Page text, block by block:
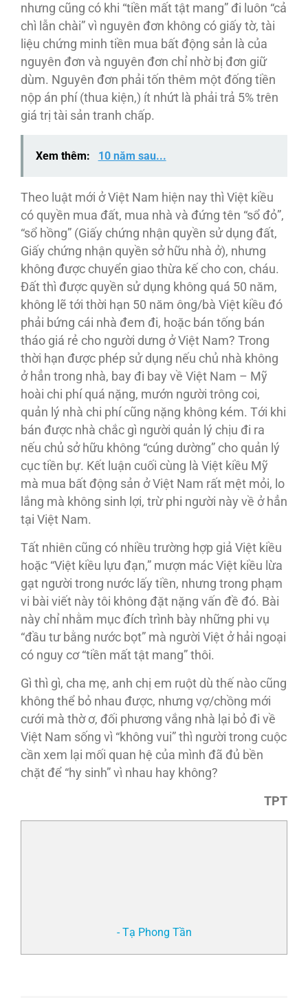
nhưng cũng có khi “tiền mất tật mang” đi luôn “cả
chì lẫn chài” vì nguyên đơn không có giấy tờ, tài
liệu chứng minh tiền mua bất động sản là của
nguyên đơn và nguyên đơn chỉ nhờ bị đơn giữ
dùm. Nguyên đơn phải tốn thêm một đống tiền
nộp án phí (thua kiện,) ít nhứt là phải trả 5% trên
giá trị tài sản tranh chấp.
Xem thêm: 10 năm sau...
Theo luật mới ở Việt Nam hiện nay thì Việt kiều
có quyền mua đất, mua nhà và đứng tên “sổ đỏ”,
“sổ hồng” (Giấy chứng nhận quyền sử dụng đất,
Giấy chứng nhận quyền sở hữu nhà ở), nhưng
không được chuyển giao thừa kế cho con, cháu.
Đất thì được quyền sử dụng không quá 50 năm,
không lẽ tới thời hạn 50 năm ông/bà Việt kiều đó
phải bứng cái nhà đem đi, hoặc bán tống bán
tháo giá rẻ cho người dưng ở Việt Nam? Trong
thời hạn được phép sử dụng nếu chủ nhà không
ở hẳn trong nhà, bay đi bay về Việt Nam – Mỹ
hoài chi phí quá nặng, mướn người trông coi,
quản lý nhà chi phí cũng nặng không kém. Tới khi
bán được nhà chắc gì người quản lý chịu đi ra
nếu chủ sở hữu không “cúng dường” cho quản lý
cục tiền bự. Kết luận cuối cùng là Việt kiều Mỹ
mà mua bất động sản ở Việt Nam rất mệt mỏi, lo
lắng mà không sinh lợi, trừ phi người này về ở hẳn
tại Việt Nam.
Tất nhiên cũng có nhiều trường hợp giả Việt kiều
hoặc “Việt kiều lựu đạn,” mượn mác Việt kiều lừa
gạt người trong nước lấy tiền, nhưng trong phạm
vi bài viết này tôi không đặt nặng vấn đề đó. Bài
này chỉ nhằm mục đích trình bày những phi vụ
“đầu tư bằng nước bọt” mà người Việt ở hải ngoại
có nguy cơ “tiền mất tật mang” thôi.
Gì thì gì, cha mẹ, anh chị em ruột dù thế nào cũng
không thể bỏ nhau được, nhưng vợ/chồng mới
cưới mà thờ ơ, đối phương vắng nhà lại bỏ đi về
Việt Nam sống vì “không vui” thì người trong cuộc
cần xem lại mối quan hệ của mình đã đủ bền
chặt để “hy sinh” vì nhau hay không?
TPT
- Tạ Phong Tần